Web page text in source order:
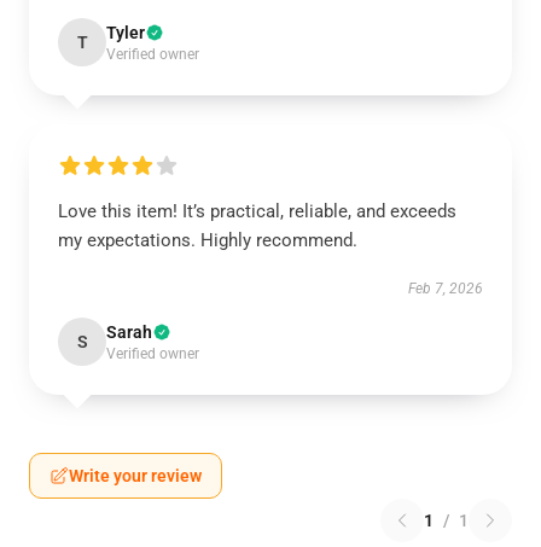
T Tyler
Verified owner
Love this item! It’s practical, reliable, and exceeds
my expectations. Highly recommend.
Feb 7, 2026
S Sarah
Verified owner
Write your review
1 / 1